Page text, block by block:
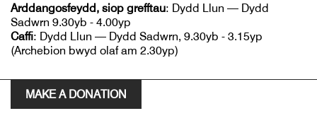
Arddangosfeydd, siop grefftau: Dydd Llun — Dydd
Sadwrn 9.30yb - 4.00yp
Caffi: Dydd Llun — Dydd Sadwrn, 9.30yb - 3.15yp
(Archebion bwyd olaf am 2.30yp)
MAKE A DONATION